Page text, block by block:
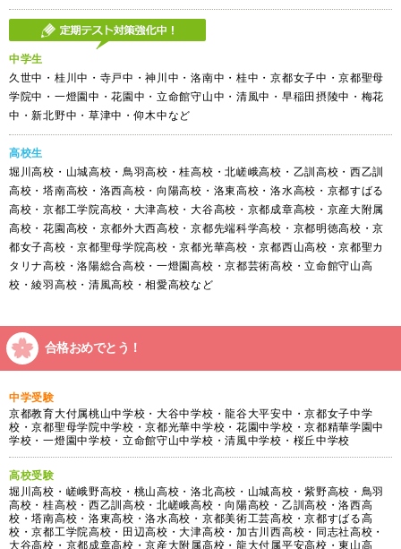
中学生
久世中・桂川中・寺戸中・神川中・洛南中・桂中・京都女子中・京都聖母
学院中・一燈園中・花園中・立命館守山中・清風中・早稲田摂陵中・梅花
中・新北野中・草津中・仰木中など
高校生
堀川高校・山城高校・鳥羽高校・桂高校・北嵯峨高校・乙訓高校・西乙訓
高校・塔南高校・洛西高校・向陽高校・洛東高校・洛水高校・京都すばる
高校・京都工学院高校・大津高校・大谷高校・京都成章高校・京産大附属
高校・花園高校・京都外大西高校・京都先端科学高校・京都明徳高校・京
都女子高校・京都聖母学院高校・京都光華高校・京都西山高校・京都聖カ
タリナ高校・洛陽総合高校・一燈園高校・京都芸術高校・立命館守山高
校・綾羽高校・清風高校・相愛高校など
合格おめでとう！
中学受験
京都教育大付属桃山中学校・大谷中学校・龍谷大平安中・京都女子中学
校・京都聖母学院中学校・京都光華中学校・花園中学校・京都精華学園中
学校・一燈園中学校・立命館守山中学校・清風中学校・桜丘中学校
高校受験
堀川高校・嵯峨野高校・桃山高校・洛北高校・山城高校・紫野高校・鳥羽
高校・桂高校・西乙訓高校・北嵯峨高校・向陽高校・乙訓高校・洛西高
校・塔南高校・洛東高校・洛水高校・京都美術工芸高校・京都すばる高
校・京都工学院高校・田辺高校・大津高校・加古川西高校・同志社高校・
大谷高校・京都成章高校・京産大附属高校・龍大付属平安高校・東山高